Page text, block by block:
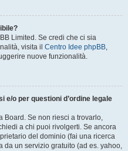
Limited. Se credi che ci sia
visita il Centro Idee phpBB,
nuove funzionalità.
e/o per questioni d’ordine legale
Board. Se non riesci a trovarlo,
a chi puoi rivolgerti. Se ancora
del dominio (fai una ricerca
da un servizio gratuito (ad es. yahoo,